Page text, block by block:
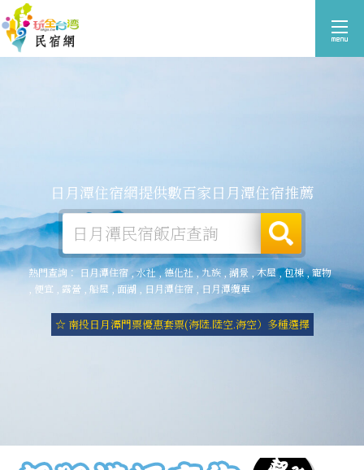
日月潭住宿網提供數百家日月潭住宿推薦
熱門查詢： 日月潭住宿 ,水社,德化社,九族,湖景 木屋,包棟,寵物
便宜 露營 船屋 面湖, 日月潭住宿 日月潭纜車
☆ 南投日月潭門票優惠套票(海陸.陸空.海空）多種選擇